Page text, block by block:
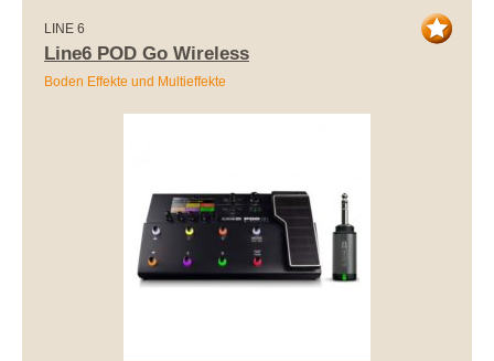
LINE 6
Line6 POD Go Wireless
Boden Effekte und Multieffekte